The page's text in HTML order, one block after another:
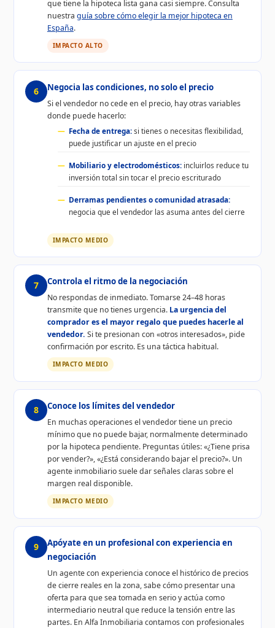
que tiene la hipoteca lista gana casi siempre. Consulta
nuestra guía sobre cómo elegir la mejor hipoteca en
España.
IMPACTO ALTO
6 Negocia las condiciones, no solo el precio
Si el vendedor no cede en el precio, hay otras variables
donde puede hacerlo:
Fecha de entrega:si tienes o necesitas flexibilidad,
puede justificar un ajuste en el precio
Mobiliario y electrodomésticos: incluirlos reduce tu
inversión total sin tocar el precio escriturado
Derramas pendientes o comunidad atrasada:
negocia que el vendedor las asuma antes del cierre
IMPACTO MEDIO
7 Controla el ritmo de la negociación
No respondas de inmediato. Tomarse 24–48 horas
transmite que no tienes urgencia. La urgencia del
comprador es el mayor regalo que puedes hacerle al
vendedor. Si te presionan con «otros interesados», pide
confirmación por escrito. Es una táctica habitual.
IMPACTO MEDIO
8 Conoce los límites del vendedor
En muchas operaciones el vendedor tiene un precio
mínimo que no puede bajar, normalmente determinado
por la hipoteca pendiente. Preguntas útiles: «¿Tiene prisa
por vender?», «¿Está considerando bajar el precio?». Un
agente inmobiliario suele dar señales claras sobre el
margen real disponible.
IMPACTO MEDIO
9
Apóyate en un profesional con experiencia en
negociación
Un agente con experiencia conoce el histórico de precios
de cierre reales en la zona, sabe cómo presentar una
oferta para que sea tomada en serio y actúa como
intermediario neutral que reduce la tensión entre las
partes. En Alfa Inmobiliaria contamos con profesionales